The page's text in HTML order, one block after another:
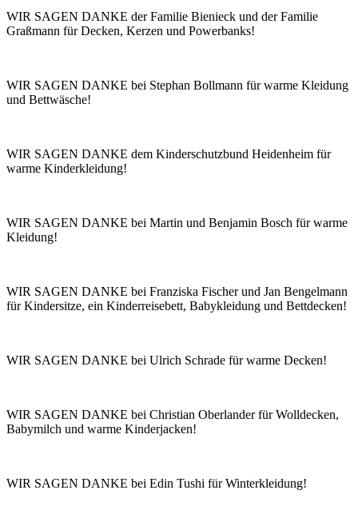
WIR SAGEN DANKE der Familie Bienieck und der Familie
Graßmann für Decken, Kerzen und Powerbanks!
WIR SAGEN DANKE bei Stephan Bollmann für warme Kleidung
und Bettwäsche!
WIR SAGEN DANKE dem Kinderschutzbund Heidenheim für
warme Kinderkleidung!
WIR SAGEN DANKE bei Martin und Benjamin Bosch für warme
Kleidung!
WIR SAGEN DANKE bei Franziska Fischer und Jan Bengelmann
für Kindersitze, ein Kinderreisebett, Babykleidung und Bettdecken!
WIR SAGEN DANKE bei Ulrich Schrade für warme Decken!
WIR SAGEN DANKE bei Christian Oberlander für Wolldecken,
Babymilch und warme Kinderjacken!
WIR SAGEN DANKE bei Edin Tushi für Winterkleidung!